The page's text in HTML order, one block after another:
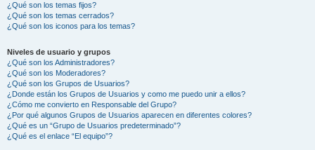
¿Qué son los temas fijos?
¿Qué son los temas cerrados?
¿Qué son los iconos para los temas?
Niveles de usuario y grupos
¿Qué son los Administradores?
¿Qué son los Moderadores?
¿Qué son los Grupos de Usuarios?
¿Donde están los Grupos de Usuarios y como me puedo unir a ellos?
¿Cómo me convierto en Responsable del Grupo?
¿Por qué algunos Grupos de Usuarios aparecen en diferentes colores?
¿Qué es un “Grupo de Usuarios predeterminado”?
¿Qué es el enlace “El equipo”?